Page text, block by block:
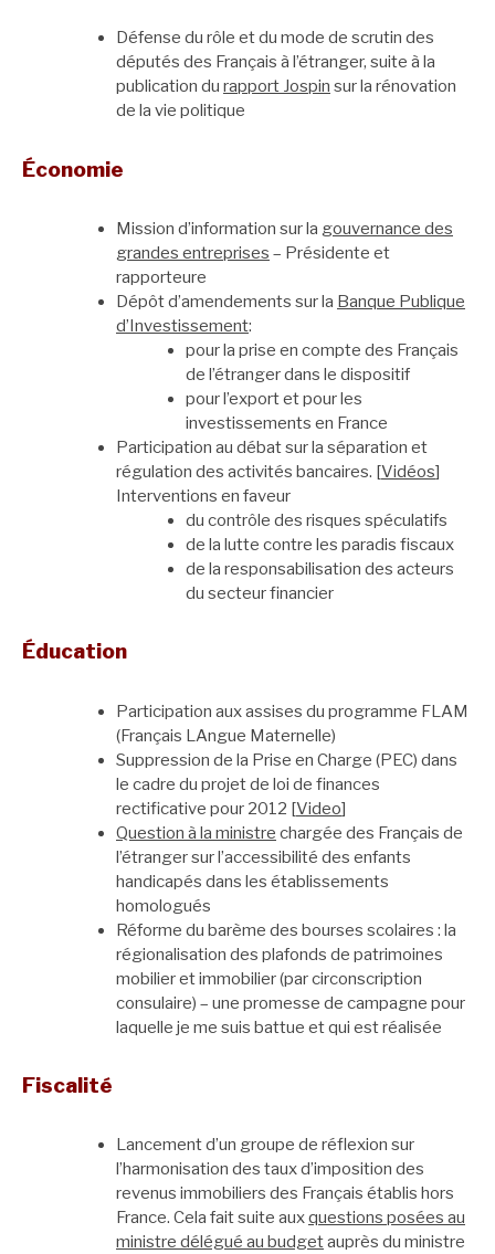
Défense du rôle et du mode de scrutin des
députés des Français à l’étranger, suite à la
publication du rapport Jospin sur la rénovation
de la vie politique
Économie
Mission d’information sur la gouvernance des
grandes entreprises – Présidente et
rapporteure
Dépôt d’amendements sur la Banque Publique
d’Investissement:
pour la prise en compte des Français
de l’étranger dans le dispositif
pour l’export et pour les
investissements en France
Participation au débat sur la séparation et
régulation des activités bancaires. [Vidéos]
Interventions en faveur
du contrôle des risques spéculatifs
de la lutte contre les paradis fiscaux
de la responsabilisation des acteurs
du secteur financier
Éducation
Participation aux assises du programme FLAM
(Français LAngue Maternelle)
Suppression de la Prise en Charge (PEC) dans
le cadre du projet de loi de finances
rectificative pour 2012 [Video]
Question à la ministre chargée des Français de
l’étranger sur l’accessibilité des enfants
handicapés dans les établissements
homologués
Réforme du barème des bourses scolaires : la
régionalisation des plafonds de patrimoines
mobilier et immobilier (par circonscription
consulaire) – une promesse de campagne pour
laquelle je me suis battue et qui est réalisée
Fiscalité
Lancement d’un groupe de réflexion sur
l’harmonisation des taux d’imposition des
revenus immobiliers des Français établis hors
France. Cela fait suite auxquestions posées au
ministre délégué au budgetauprès du ministre